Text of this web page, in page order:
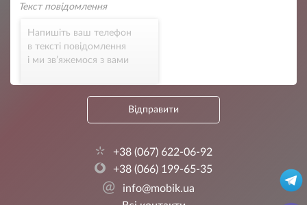
Напишіть ваш телефон
в тексті повідомлення
і ми зв’яжемося з вами
Відправити
+38 (067) 622-06-92
+38 (066) 199-65-35
@
info@mobik.ua